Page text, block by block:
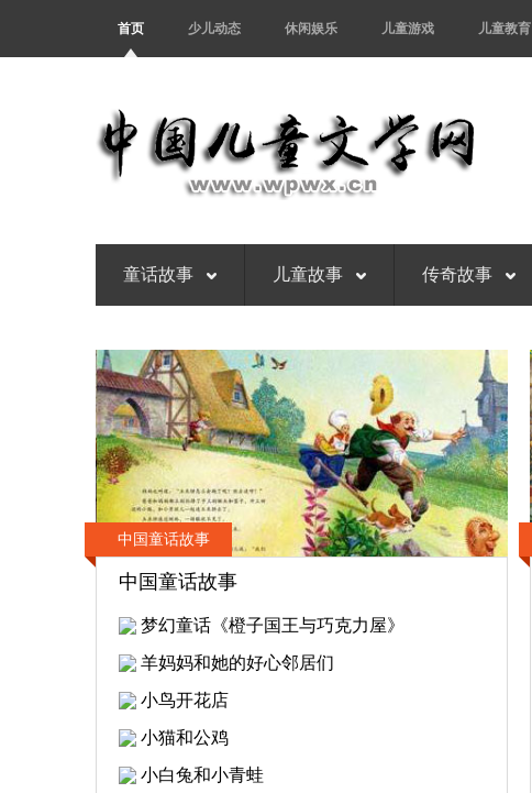
首页 少儿动态 休闲娱乐 儿童游戏 儿童教育
童话故事 儿童故事 传奇故事
中国童话故事
中国童话故事
梦幻童话《橙子国王与巧克力屋》
羊妈妈和她的好心邻居们
小鸟开花店
小猫和公鸡
小白兔和小青蛙